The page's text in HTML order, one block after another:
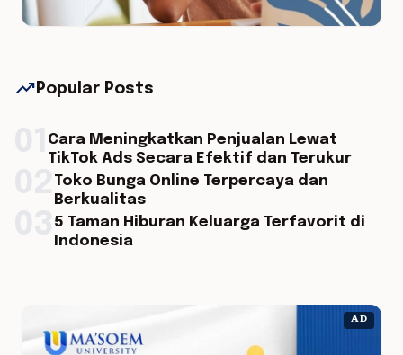
trending_up Popular Posts
Cara Meningkatkan Penjualan Lewat
TikTok Ads Secara Efektif dan Terukur
Toko Bunga Online Terpercaya dan
Berkualitas
5 Taman Hiburan Keluarga Terfavorit di
Indonesia
AD